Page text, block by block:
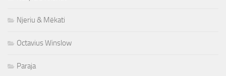
Njeriu & Mëkati
Octavius Winslow
Paraja